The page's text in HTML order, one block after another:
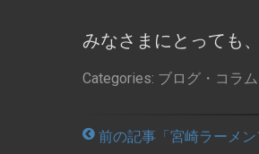
みなさまにとっても
Categories: ブログ・コラム
前の記事「宮崎ラーメン